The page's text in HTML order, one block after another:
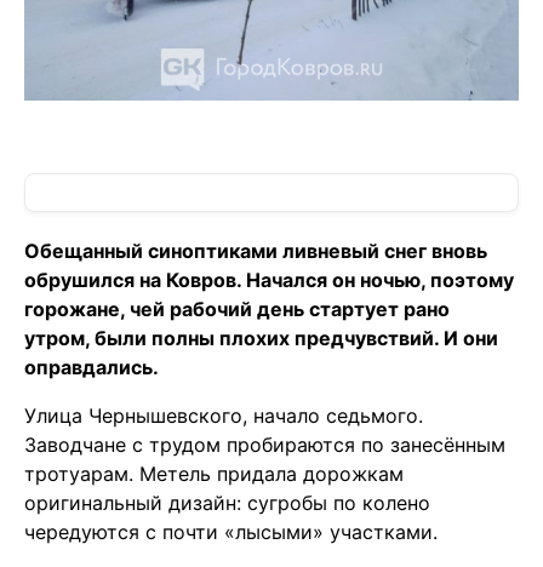
Обещанный синоптиками ливневый снег вновь
обрушился на Ковров. Начался он ночью, поэтому
горожане, чей рабочий день стартует рано
утром, были полны плохих предчувствий. И они
оправдались.
Улица Чернышевского, начало седьмого.
Заводчане с трудом пробираются по занесённым
тротуарам. Метель придала дорожкам
оригинальный дизайн: сугробы по колено
чередуются с почти «лысыми» участками.